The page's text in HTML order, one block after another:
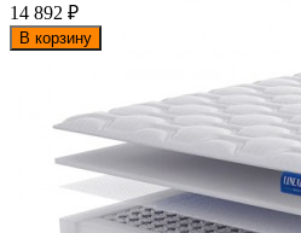
14 892 ₽
В корзину